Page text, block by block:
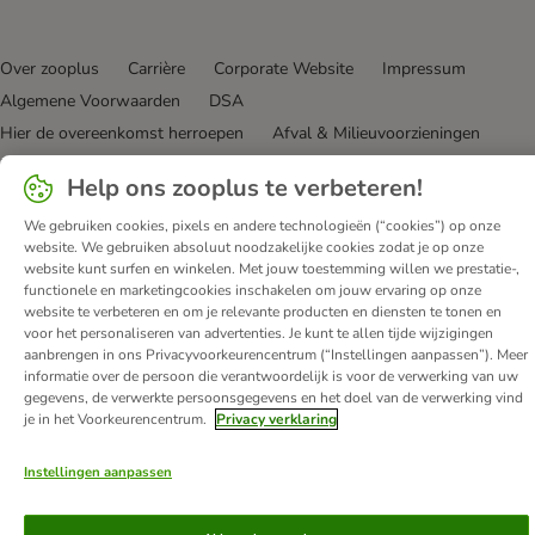
Over zooplus Carrière Corporate Website
Impressum
Algemene Voorwaarden
DSA
Hier de overeenkomst herroepen
Afval & Milieuvoorzieningen
Levertijd & Verzendkosten
Affiliate programma
Privacy Verklaring
Opt-out
Toegankelijkheidsverklaring
© zooplus SE 2026
Help ons zooplus te verbeteren!
We gebruiken cookies, pixels en andere technologieën (“cookies”) op onze
website. We gebruiken absoluut noodzakelijke cookies zodat je op onze
website kunt surfen en winkelen. Met jouw toestemming willen we prestatie-,
functionele en marketingcookies inschakelen om jouw ervaring op onze
website te verbeteren en om je relevante producten en diensten te tonen en
voor het personaliseren van advertenties. Je kunt te allen tijde wijzigingen
aanbrengen in ons Privacyvoorkeurencentrum (“Instellingen aanpassen”). Meer
informatie over de persoon die verantwoordelijk is voor de verwerking van uw
gegevens, de verwerkte persoonsgegevens en het doel van de verwerking vind
je in het Voorkeurencentrum.
Privacy verklaring
Instellingen aanpassen